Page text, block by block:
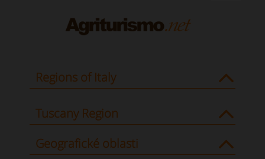
Regions of Italy
Tuscany Region
Geografické oblasti